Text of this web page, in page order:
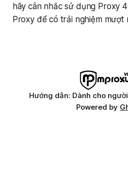
hãy cân nhắc sử dụng Proxy
Proxy để có trải nghiệm mượt
Hướng dẫn: Dành cho
Powered by